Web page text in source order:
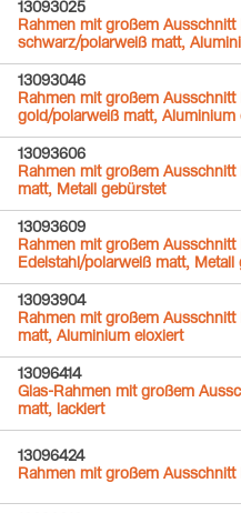
13093025
Rahmen mit großem Ausschnitt
schwarz/polarweiß matt,
13093046
Rahmen mit großem Ausschnitt
gold/polarweiß matt, Aluminium
13093606
Rahmen mit großem Ausschnitt
matt, Metall gebürstet
13093609
Rahmen mit großem Ausschnitt
Edelstahl/polarweiß matt, Metall
13093904
Rahmen mit großem
matt, Aluminium eloxiert
13096414
Glas-Rahmen mit großem
matt, lackiert
13096424
Rahmen mit großem Ausschnitt